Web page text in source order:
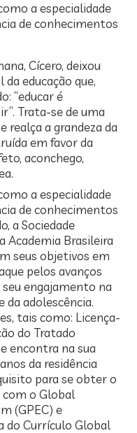
a especialidade
de conhecimentos
Cícero, deixou
educação que,
“educar é
Trata-se de uma
realça a grandeza da
em favor da
aconchego,
a especialidade
de conhecimentos
a Sociedade
Academia Brasileira
seus objetivos em
pelos avanços
engajamento na
da adolescência.
tais como: Licença-
do Tratado
encontra na sua
da residência
para se obter o
o Global
(GPEC) e
do Currículo Global